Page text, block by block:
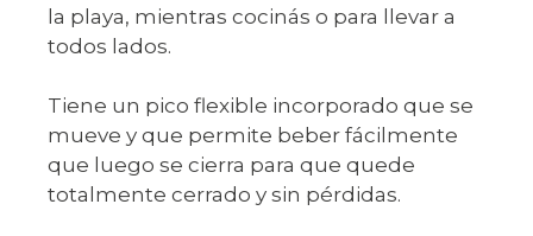
la playa, mientras cocinás o para llevar a
todos lados.
Tiene un pico flexible incorporado que se
mueve y que permite beber fácilmente
que luego se cierra para que quede
totalmente cerrado y sin pérdidas.